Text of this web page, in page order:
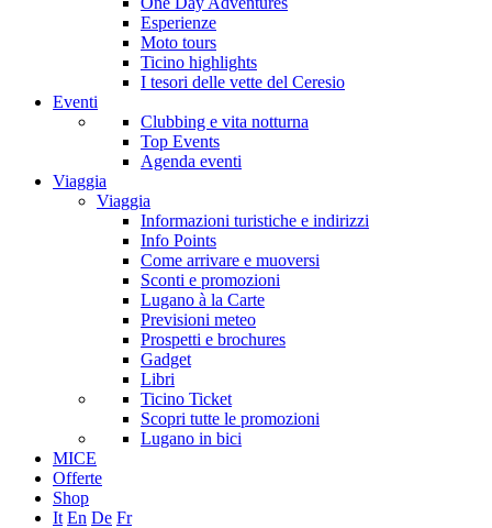
Esperienze
Moto tours
Ticino highlights
I tesori delle vette del Ceresio
Eventi
Clubbing e vita notturna
Top Events
Agenda eventi
Viaggia
Viaggia
Informazioni turistiche e indirizzi
Info Points
Come arrivare e muoversi
Sconti e promozioni
Lugano à la Carte
Previsioni meteo
Prospetti e brochures
Gadget
Libri
Ticino Ticket
Scopri tutte le promozioni
Lugano in bici
MICE
Offerte
Shop
It En De Fr